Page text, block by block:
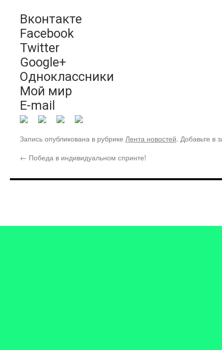
Вконтакте
Facebook
Twitter
Google+
Одноклассники
Мой мир
E-mail
Запись опубликована в рубрике Лента новостей. Добавьте в
← Победа в индивидуальном спринте!